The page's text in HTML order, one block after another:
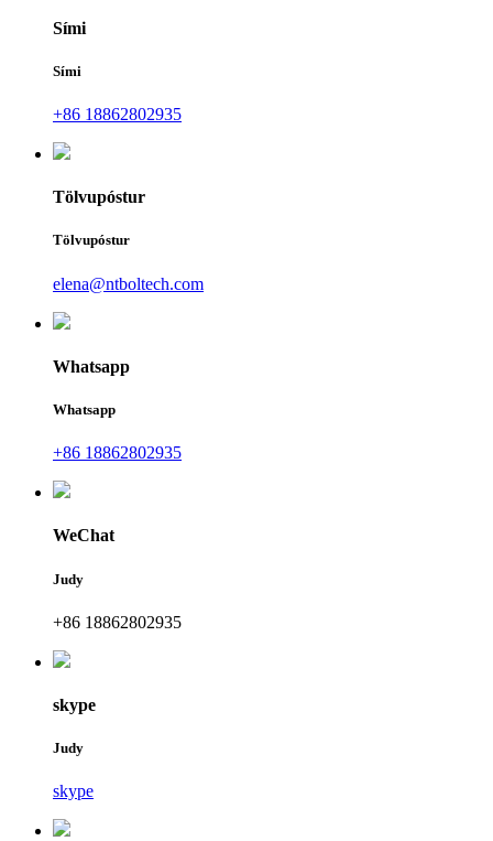
Sími
Sími
+86 18862802935
Tölvupóstur
Tölvupóstur
elena@ntboltech.com
Whatsapp
Whatsapp
+86 18862802935
WeChat
Judy
+86 18862802935
skype
Judy
skype